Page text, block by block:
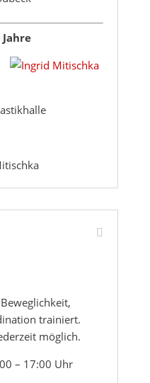
trainiert.
möglich.
– 17:00 Uhr